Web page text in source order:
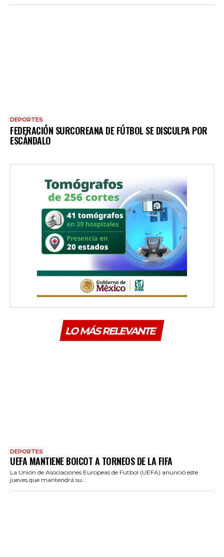
DEPORTES
FEDERACIÓN SURCOREANA DE FÚTBOL SE DISCULPA POR
ESCÁNDALO
LO MÁS RELEVANTE
DEPORTES
UEFA MANTIENE BOICOT A TORNEOS DE LA FIFA
La Unión de Asociaciones Europeas de Futbol (UEFA) anunció este
jueves que mantendrá su...